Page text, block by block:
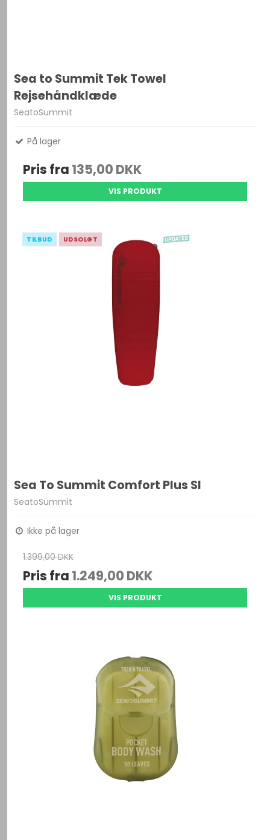
Sea to Summit Tek Towel
Rejsehåndklæde
SeatoSummit
På lager
Pris fra 135,00 DKK
VIS PRODUKT
TILBUD UDSOLGT
Sea To Summit Comfort Plus SI
SeatoSummit
Ikke på lager
1.399,00 DKK
Pris fra 1.249,00 DKK
VIS PRODUKT